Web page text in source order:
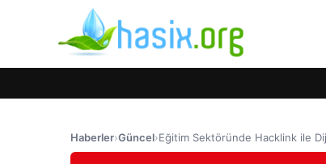
Haberler›Güncel›Eğitim Sektöründe Hacklink ile